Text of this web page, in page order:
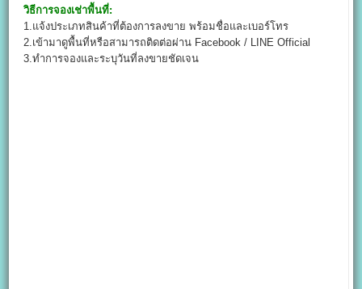
วิธีการจองเช่าพื้นที่:
1.แจ้งประเภทสินค้าที่ต้องการลงขาย พร้อมชื่อและเบอร์โทร
2.เข้ามาดูพื้นที่หรือสามารถติดต่อผ่าน Facebook / LINE Official
3.ทำการจองและระบุวันที่ลงขายชัดเจน